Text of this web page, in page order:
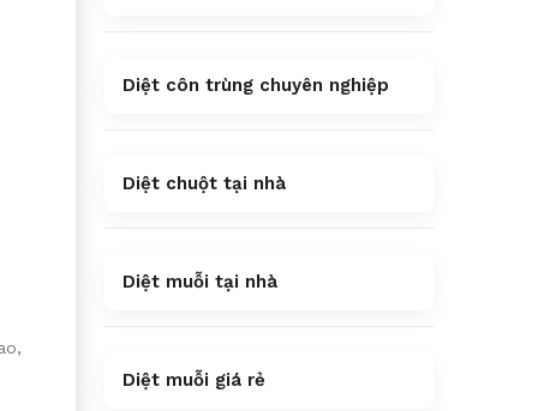
Diệt côn trùng chuyên nghiệp
Diệt chuột tại nhà
Diệt muỗi tại nhà
Diệt muỗi giá rẻ